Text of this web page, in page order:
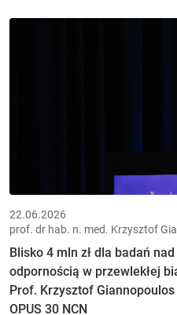
22.06.2026
prof. dr hab. n. med. Krzysztof
Blisko 4 mln zł dla badań
odpornością w przewlekłej
Prof. Krzysztof
OPUS 30 NCN